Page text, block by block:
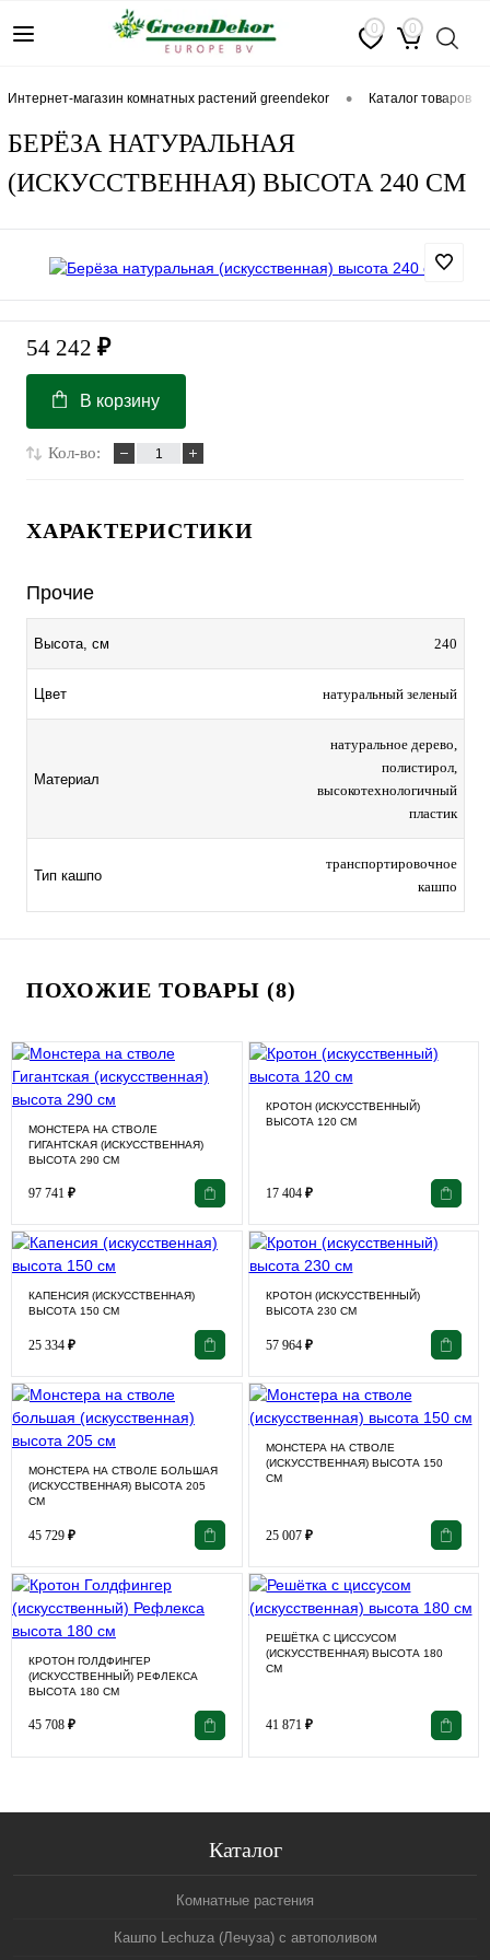
0 0
интернет-магазин комнатных растений greendekor • каталог товаров
БЕРЁЗА НАТУРАЛЬНАЯ
(ИСКУССТВЕННАЯ) ВЫСОТА 240 СМ
54 242 ₽
В корзину
Кол-во:
ХАРАКТЕРИСТИКИ
Прочие
Высота, см 240
Цвет натуральный зеленый
Материал
натуральное дерево,
полистирол,
высокотехнологичный
пластик
Тип кашпо
транспортировочное
кашпо
ПОХОЖИЕ ТОВАРЫ (8)
МОНСТЕРА НА СТВОЛЕ
ГИГАНТСКАЯ (ИСКУССТВЕННАЯ)
ВЫСОТА 290 СМ
97 741 ₽
КРОТОН (ИСКУССТВЕННЫЙ)
ВЫСОТА 120 СМ
17 404 ₽
КАПЕНСИЯ (ИСКУССТВЕННАЯ)
ВЫСОТА 150 СМ
25 334 ₽
КРОТОН (ИСКУССТВЕННЫЙ)
ВЫСОТА 230 СМ
57 964 ₽
МОНСТЕРА НА СТВОЛЕ БОЛЬШАЯ
(ИСКУССТВЕННАЯ) ВЫСОТА 205
СМ
45 729 ₽
МОНСТЕРА НА СТВОЛЕ
(ИСКУССТВЕННАЯ) ВЫСОТА 150
СМ
25 007 ₽
КРОТОН ГОЛДФИНГЕР
(ИСКУССТВЕННЫЙ) РЕФЛЕКСА
ВЫСОТА 180 СМ
45 708 ₽
РЕШЁТКА С ЦИССУСОМ
(ИСКУССТВЕННАЯ) ВЫСОТА 180
СМ
41 871 ₽
Каталог
Комнатные растения
Кашпо Lechuza (Лечуза) с автополивом